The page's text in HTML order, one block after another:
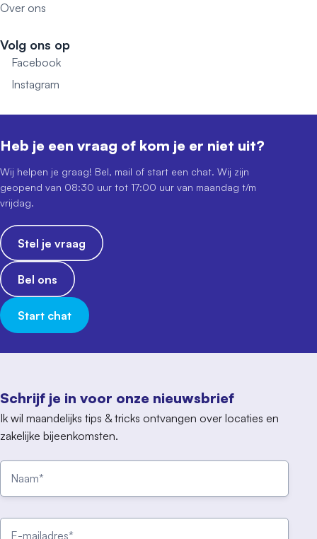
Over ons
Volg ons op
Facebook
Instagram
Schrijf je in voor onze nieuwsbrief
Ik wil maandelijks tips & tricks ontvangen over locaties en
zakelijke bijeenkomsten.
Heb je een vraag of kom je er niet uit?
Wij helpen je graag! Bel, mail of start een chat. Wij zijn
geopend van 08:30 uur tot 17:00 uur van maandag t/m
vrijdag.
Stel je vraag
Bel ons
Start chat